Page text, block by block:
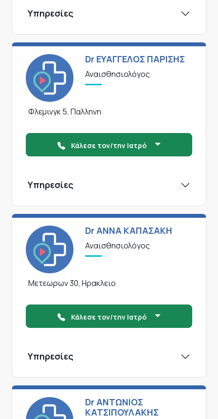
Υπηρεσίες
Dr ΕΥΑΓΓΕΛΟΣ ΠΑΡΙΣΗΣ
Αναισθησιολόγος
Φλεμινγκ 5, Παλληνη
Κάλεσε τον/την Ιατρό
Υπηρεσίες
Dr ΑΝΝΑ ΚΑΠΑΣΑΚΗ
Αναισθησιολόγος
Μετεωρων 30, Ηρακλειο
Κάλεσε τον/την Ιατρό
Υπηρεσίες
Dr ΑΝΤΩΝΙΟΣ
ΚΑΤΣΙΠΟΥΛΑΚΗΣ